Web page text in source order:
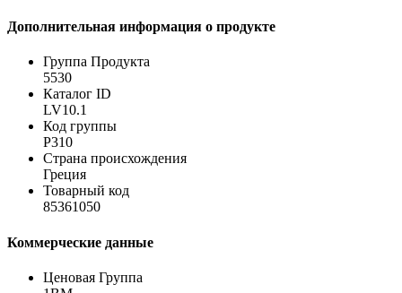
Дополнительная информация о продукте
Группа Продукта
5530
Каталог ID
LV10.1
Код группы
P310
Страна происхождения
Греция
Товарный код
85361050
Коммерческие данные
Ценовая Группа